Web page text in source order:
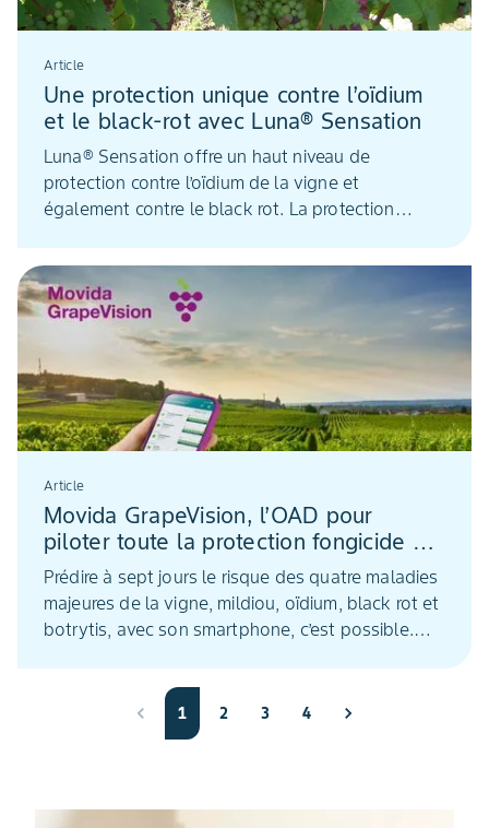
Article
Une protection unique contre l’oïdium
et le black-rot avec Luna® Sensation
Luna® Sensation offre un haut niveau de
protection contre l’oïdium de la vigne et
également contre le black rot. La protection
permet de réduire le nombre d’applications,
même en présence de fortes contaminations.
Article
Movida GrapeVision, l’OAD pour
piloter toute la protection fongicide de
la vigne
Prédire à sept jours le risque des quatre maladies
majeures de la vigne, mildiou, oïdium, black rot et
botrytis, avec son smartphone, c’est possible.
Movida GrapeVision apporte de la simplification,
de la précision et de l’agilité dans la protection du
1 2 3 4